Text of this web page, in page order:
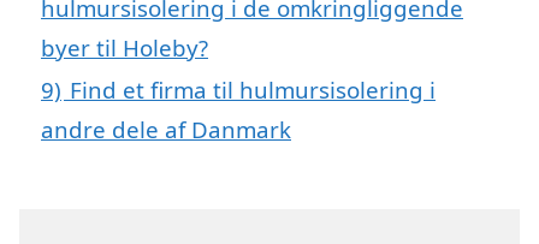
hulmursisolering i de omkringliggende
byer til Holeby?
9) Find et firma til hulmursisolering i
andre dele af Danmark